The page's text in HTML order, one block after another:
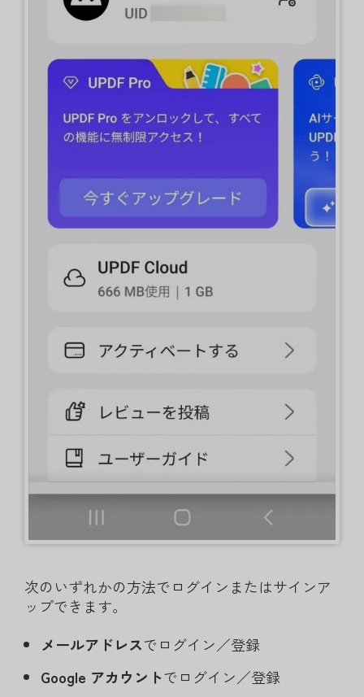
次のいずれかの方法でログインまたはサインア
ップできます。
メールアドレスでログイン／登録
Google アカウントでログイン／登録